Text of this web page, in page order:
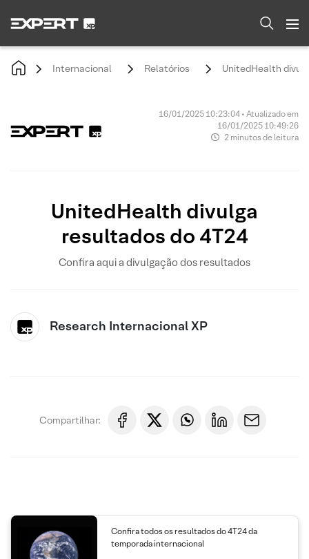
Internacional Relatórios UnitedHealth
16/01/2025 10:23:04 • Atualizado em
16/01/2025 10:49:26
2 minutos de leitura
UnitedHealth divulga
resultados do 4T24
Confira aqui a divulgação dos resultados
Research Internacional XP
Compartilhar:
Confira todos os resultados do 4T24 da
temporada internacional